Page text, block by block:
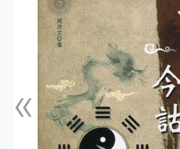
«上一張